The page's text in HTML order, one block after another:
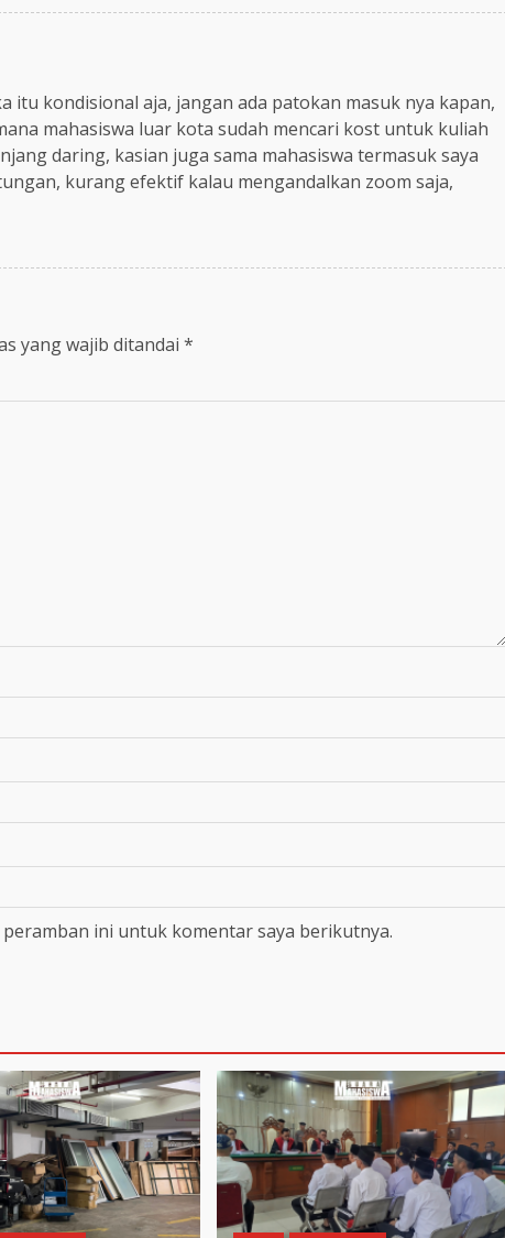
itu kondisional aja, jangan ada patokan masuk nya kapan,
mahasiswa luar kota sudah mencari kost untuk kuliah
daring, kasian juga sama mahasiswa termasuk saya
kurang efektif kalau mengandalkan zoom saja,
yang wajib ditandai *
ini untuk komentar saya berikutnya.